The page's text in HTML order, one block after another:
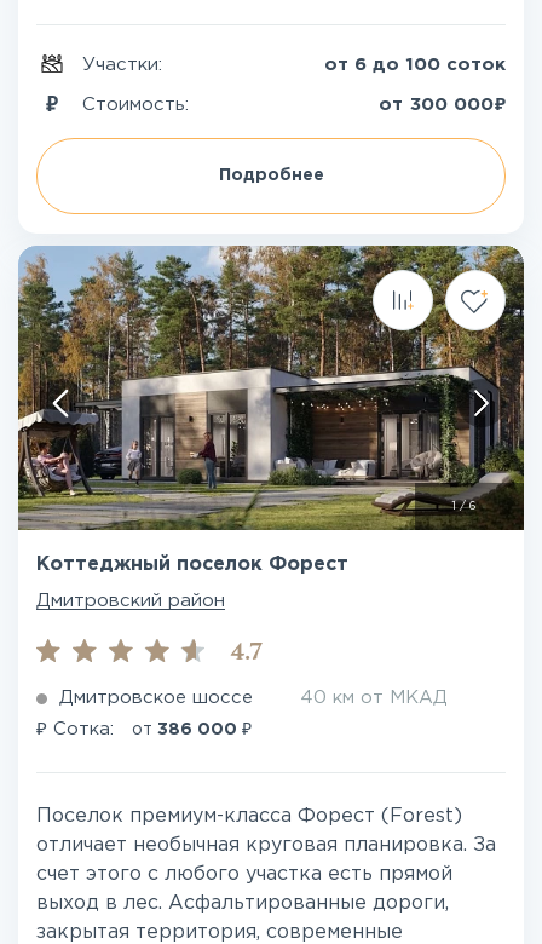
Участки: от 6 до 100 соток
Стоимость: от 300 000₽
Подробнее
1/6
Коттеджный поселок Форест
Дмитровский район
4.7
Дмитровское шоссе 40 км от МКАД
₽ Сотка: от 386 000 ₽
Поселок премиум-класса Форест (Forest)
отличает необычная круговая планировка. За
счет этого с любого участка есть прямой
выход в лес. Асфальтированные дороги,
закрытая территория, современные